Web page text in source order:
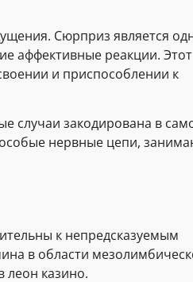
Сюрприз является
аффективные реакции.
и приспособлении к
случаи закодирована в
нервные цепи,
к непредсказуемым
в области
леон казино.